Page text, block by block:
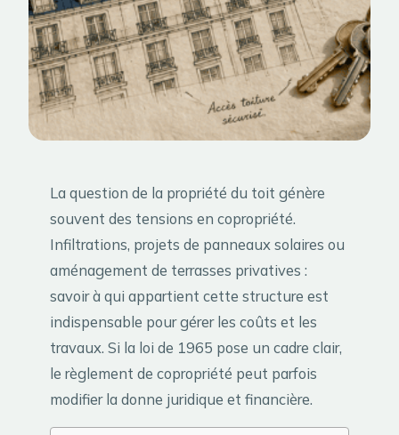
La question de la propriété du toit génère
souvent des tensions en copropriété.
Infiltrations, projets de panneaux solaires ou
aménagement de terrasses privatives :
savoir à qui appartient cette structure est
indispensable pour gérer les coûts et les
travaux. Si la loi de 1965 pose un cadre clair,
le règlement de copropriété peut parfois
modifier la donne juridique et financière.